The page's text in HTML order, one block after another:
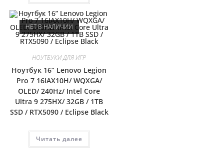
НЕТ В НАЛИЧИИ
НОУТБУКИ ДЛЯ ИГР
Ноутбук 16” Lenovo Legion
Pro 7 16IAX10H/ WQXGA/
OLED/ 240Hz/ Intel Core
Ultra 9 275HX/ 32GB / 1TB
SSD / RTX5090 / Eclipse Black
Читать далее